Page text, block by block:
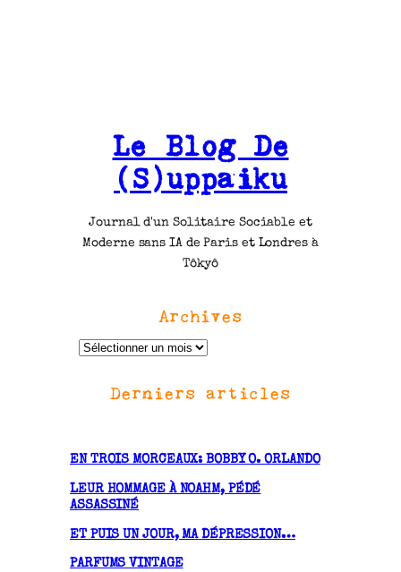
Le Blog De
(S)uppaiku
Journal d'un Solitaire Sociable et
Moderne sans IA de Paris et Londres à
Tôkyô
Archives
A
v
s
Derniers articles
EN TROIS MORCEAUX: BOBBY O. ORLANDO
LEUR HOMMAGE À NOAHM, PÉDÉ
ASSASSINÉ
ET PUIS UN JOUR, MA DÉPRESSION…
PARFUMS VINTAGE